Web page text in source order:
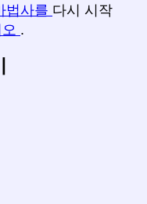
법사를 다시 시작
.